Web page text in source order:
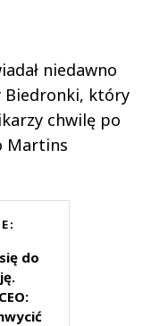
niedawno
Biedronki, który
chwilę po
Martins
do